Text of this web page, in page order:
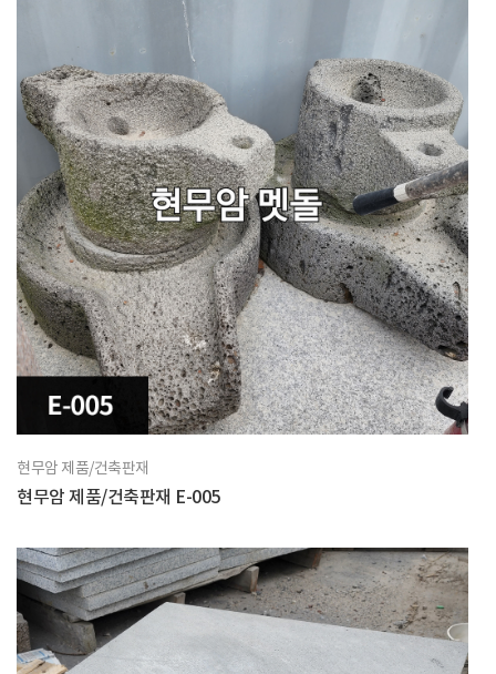
현무암 제품/건축판재
현무암 제품/건축판재 E-005